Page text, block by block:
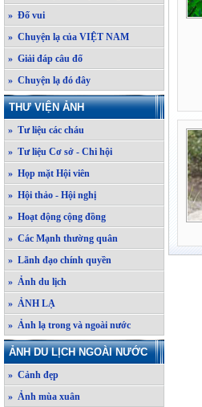
» Đố vui
» Chuyện lạ của VIỆT NAM
» Giải đáp câu đố
» Chuyện lạ đó đây
THƯ VIỆN ẢNH
» Tư liệu các cháu
» Tư liệu Cơ sở - Chi hội
» Họp mặt Hội viên
» Hội thảo - Hội nghị
» Hoạt động cộng đồng
» Các Mạnh thường quân
» Lãnh đạo chính quyền
» Ảnh du lịch
» ẢNH LẠ
» Ảnh lạ trong và ngoài nước
ẢNH DU LỊCH NGOÀI NƯỚC
» Cảnh đẹp
» Ảnh mùa xuân